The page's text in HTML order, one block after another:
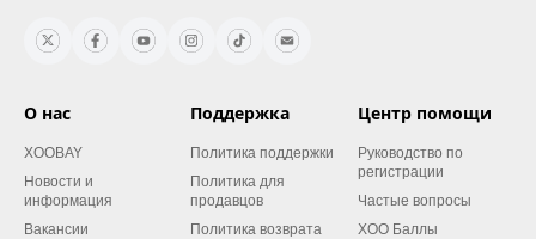
О нас
XOOBAY
Новости и
информация
Вакансии
Поддержка
Политика поддержки
Политика для
продавцов
Политика возврата
Центр помощи
Руководство по
регистрации
Частые вопросы
XOO Баллы